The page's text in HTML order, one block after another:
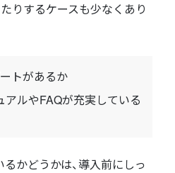
りするケースも少なくあり
トがあるか
アルやFAQが充実している
かどうかは、導入前にしっ